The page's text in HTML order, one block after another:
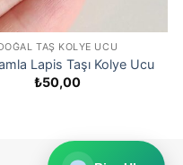
TAŞ KOLYE UCU
Lapis Taşı Kolye Ucu
₺50,00